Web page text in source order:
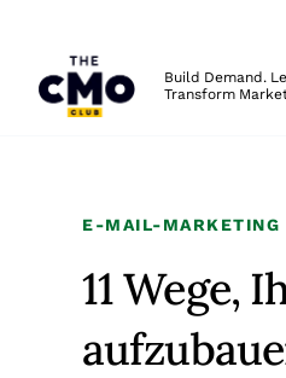
Build Demand.
Transform
E-MAIL-MARKETING
11 Wege,